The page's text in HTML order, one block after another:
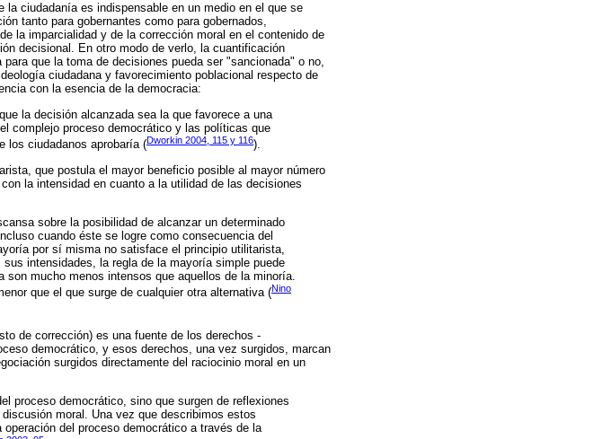
ciudadanía es indispensable en un medio en el que se
tanto para gobernantes como para gobernados,
la imparcialidad y de la corrección moral en el contenido de
decisional. En otro modo de verlo, la cuantificación
que la toma de decisiones pueda ser "sancionada" o no,
ciudadana y favorecimiento poblacional respecto de
con la esencia de la democracia:
la decisión alcanzada sea la que favorece a una
complejo proceso democrático y las políticas que
los ciudadanos aprobaría (Dworkin 2004, 115 y 116).
que postula el mayor beneficio posible al mayor número
la intensidad en cuanto a la utilidad de las decisiones
sobre la posibilidad de alcanzar un determinado
cuando éste se logre como consecuencia del
por sí misma no satisface el principio utilitarista,
intensidades, la regla de la mayoría simple puede
mucho menos intensos que aquellos de la minoría.
que el que surge de cualquier otra alternativa (Nino
de corrección) es una fuente de los derechos -
democrático, y esos derechos, una vez surgidos, marcan
surgidos directamente del raciocinio moral en un
proceso democrático, sino que surgen de reflexiones
moral. Una vez que describimos estos
del proceso democrático a través de la